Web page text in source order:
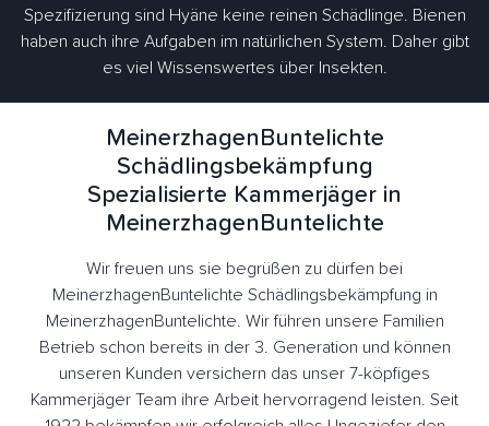
Spezifizierung sind Hyäne keine reinen Schädlinge. Bienen
haben auch ihre Aufgaben im natürlichen System. Daher gibt
es viel Wissenswertes über Insekten.
MeinerzhagenBuntelichte
Schädlingsbekämpfung
Spezialisierte Kammerjäger in
MeinerzhagenBuntelichte
Wir freuen uns sie begrüßen zu dürfen bei
MeinerzhagenBuntelichte Schädlingsbekämpfung in
MeinerzhagenBuntelichte. Wir führen unsere Familien
Betrieb schon bereits in der 3. Generation und können
unseren Kunden versichern das unser 7-köpfiges
Kammerjäger Team ihre Arbeit hervorragend leisten. Seit